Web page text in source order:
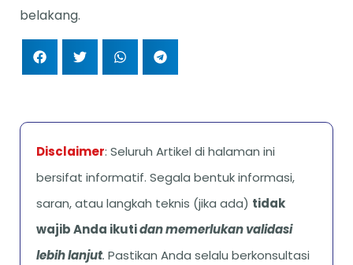
belakang.
Disclaimer: Seluruh Artikel di halaman ini
bersifat informatif. Segala bentuk informasi,
saran, atau langkah teknis (jika ada) tidak
wajib Anda ikutidan memerlukan validasi
lebih lanjut. Pastikan Anda selalu berkonsultasi